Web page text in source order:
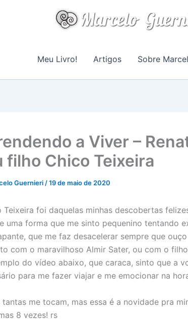
Meu Livro!
Artigos Sobre
a Viver –
filho Chico Teixeira
Guernieri /19 de maio de 2020
Teixeira foi daquelas minhas descobertas
uma forma que me sinto pequenino tentando
que me faz desacelerar sempre que
com o maravilhoso Almir Sater, ou com o
do vídeo abaixo, que caraca, sinto que a
para me fazer viajar e me emocionar na
tantas me tocam, mas essa é a novidade pra
8 vezes! rs